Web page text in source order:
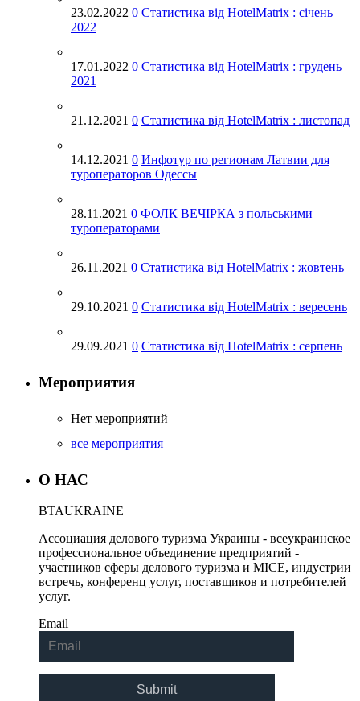
Август 2019
Июль 2019
Июнь 2019
Май 2019
Февраль 2019
Январь 2019
Декабрь 2018
Ноябрь 2018
Октябрь 2018
Июль 2018
Апрель 2018
Декабрь 2017
Ноябрь 2017
Октябрь 2017
Сентябрь 2017
Август 2017
Июнь 2017
Май 2017
Апрель 2017
23.02.2022 0 Статистика від HotelMatrix : січень
2022
17.01.2022 0 Статистика від HotelMatrix : грудень
2021
21.12.2021 0 Статистика від HotelMatrix : листопад
14.12.2021 0 Инфотур по регионам Латвии для
туроператоров Одессы
28.11.2021 0 ФОЛК ВЕЧІРКА з польськими
туроператорами
26.11.2021 0 Статистика від HotelMatrix : жовтень
29.10.2021 0 Статистика від HotelMatrix : вересень
29.09.2021 0 Статистика від HotelMatrix : серпень
Мероприятия
Нет мероприятий
все мероприятия
О НАС
BTAUKRAINE
Ассоциация делового туризма Украины - всеукраинское
профессиональное объединение предприятий -
участников сферы делового туризма и MICE, индустрии
встречь, конференц услуг, поставщиков и потребителей
услуг.
Email